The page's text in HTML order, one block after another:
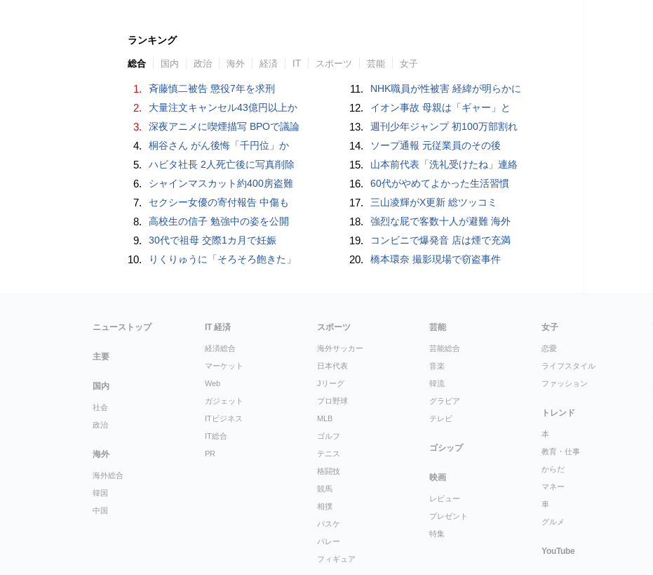
ランキング
総合 国内 政治 海外 経済 IT スポーツ 芸能 女子
1. 斉藤慎二被告 懲役7年を求刑
2. 大量注文キャンセル43億円以上か
3. 深夜アニメに喫煙描写 BPOで議論
4. 桐谷さん がん後悔「千円位」か
5. ハビタ社長 2人死亡後に写真削除
6. シャインマスカット約400房盗難
7. セクシー女優の寄付報告 中傷も
8. 高校生の信子 勉強中の姿を公開
9. 30代で祖母 交際1カ月で妊娠
10. りくりゅうに「そろそろ飽きた」
11. NHK職員が性被害 経緯が明らかに
12. イオン事故 母親は「ギャー」と
13. 週刊少年ジャンプ 初100万部割れ
14. ソープ通報 元従業員のその後
15. 山本前代表「洗礼受けたね」連絡
16. 60代がやめてよかった生活習慣
17. 三山凌輝がX更新 総ツッコミ
18. 強烈な屁で客数十人が避難 海外
19. コンビニで爆発音 店は煙で充満
20. 橋本環奈 撮影現場で窃盗事件
ニューストップ
主要
国内
社会
政治
海外
海外総合
韓国
中国
IT 経済
経済総合
マーケット
Web
ガジェット
ITビジネス
IT総合
PR
スポーツ
海外サッカー
日本代表
Jリーグ
プロ野球
MLB
ゴルフ
テニス
格闘技
競馬
相撲
バスケ
バレー
フィギュア
芸能
芸能総合
音楽
韓流
グラビア
テレビ
ゴシップ
映画
レビュー
プレゼント
特集
女子
恋愛
ライフスタイル
ファッション
トレンド
本
教育・仕事
からだ
マネー
車
グルメ
YouTube